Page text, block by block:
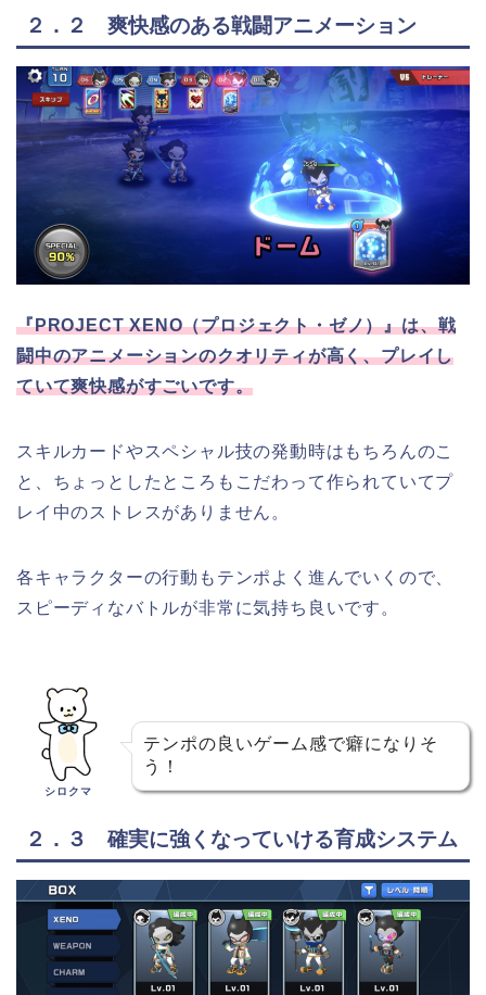
２．２ 爽快感のある戦闘アニメーション
『PROJECT XENO（プロジェクト・ゼノ）』は、戦
闘中のアニメーションのクオリティが高く、プレイし
ていて爽快感がすごいです。
スキルカードやスペシャル技の発動時はもちろんのこ
と、ちょっとしたところもこだわって作られていてプ
レイ中のストレスがありません。
各キャラクターの行動もテンポよく進んでいくので、
スピーディなバトルが非常に気持ち良いです。
シロクマ
テンポの良いゲーム感で癖になりそ
う！
２．３ 確実に強くなっていける育成システム